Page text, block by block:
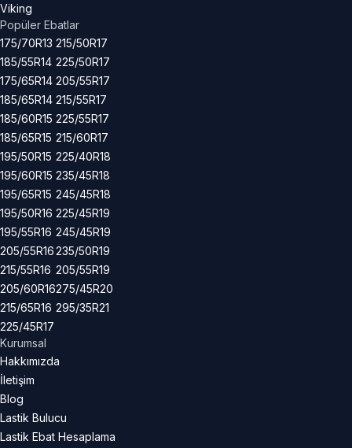
Viking
Popüler Ebatlar
175/70R13
185/55R14
175/65R14
185/65R14
185/60R15
185/65R15
195/50R15
195/60R15
195/65R15
195/50R16
195/55R16
205/55R16
215/55R16
205/60R16
215/65R16
225/45R17
215/50R17
225/50R17
205/55R17
215/55R17
225/55R17
215/60R17
225/40R18
235/45R18
245/45R18
225/45R19
245/45R19
235/50R19
205/55R19
275/45R20
295/35R21
Kurumsal
Hakkımızda
İletişim
Blog
Lastik Bulucu
Lastik Ebat Hesaplama